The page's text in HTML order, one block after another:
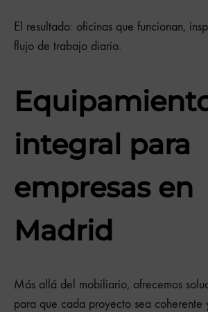
El resultado: oficinas que funcionan,
flujo de trabajo diario.
integral para
empresas en
Madrid
Más allá del mobiliario, ofrecemos
para que cada proyecto sea coherente